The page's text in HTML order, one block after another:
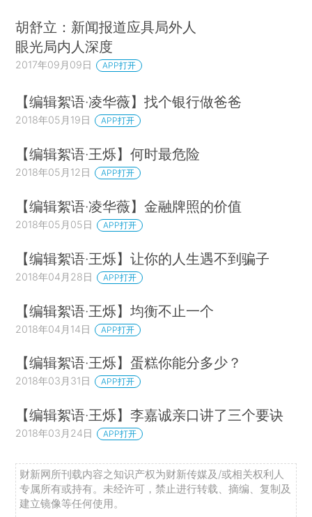
胡舒立：新闻报道应具局外人
眼光局内人深度
2017年09月09日 APP打开
【编辑絮语·凌华薇】找个银行做爸爸
2018年05月19日 APP打开
【编辑絮语·王烁】何时最危险
2018年05月12日 APP打开
【编辑絮语·凌华薇】金融牌照的价值
2018年05月05日 APP打开
【编辑絮语·王烁】让你的人生遇不到骗子
2018年04月28日 APP打开
【编辑絮语·王烁】均衡不止一个
2018年04月14日 APP打开
【编辑絮语·王烁】蛋糕你能分多少？
2018年03月31日 APP打开
【编辑絮语·王烁】李嘉诚亲口讲了三个要诀
2018年03月24日 APP打开
财新网所刊载内容之知识产权为财新传媒及/或相关权利人
专属所有或持有。未经许可，禁止进行转载、摘编、复制及
建立镜像等任何使用。